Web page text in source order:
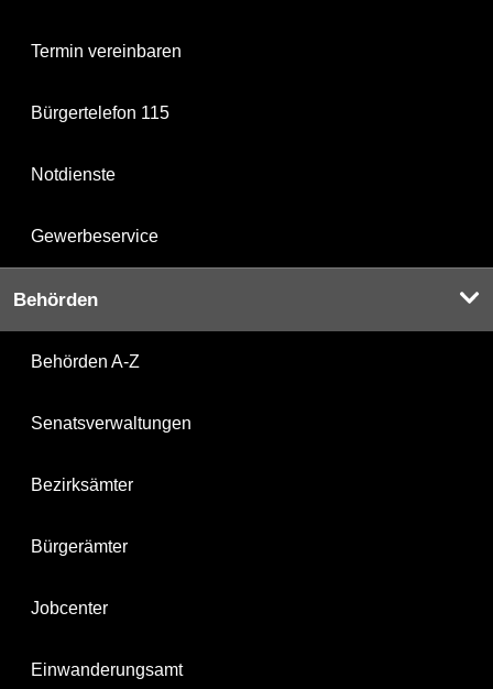
Termin vereinbaren
Bürgertelefon 115
Notdienste
Gewerbeservice
Behörden
Behörden A-Z
Senatsverwaltungen
Bezirksämter
Bürgerämter
Jobcenter
Einwanderungsamt